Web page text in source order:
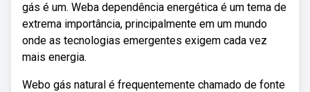
gás é um. Weba dependência energética é um tema de
extrema importância, principalmente em um mundo
onde as tecnologias emergentes exigem cada vez
mais energia.
Webo gás natural é frequentemente chamado de fonte